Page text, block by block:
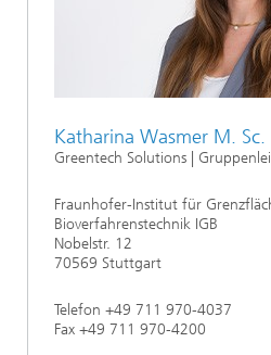
Katharina Wasmer M. Sc.
Greentech Solutions |
Fraunhofer-Institut für
Bioverfahrenstechnik IGB
Nobelstr. 12
70569 Stuttgart
Telefon +49 711 970-4037
Fax +49 711 970-4200